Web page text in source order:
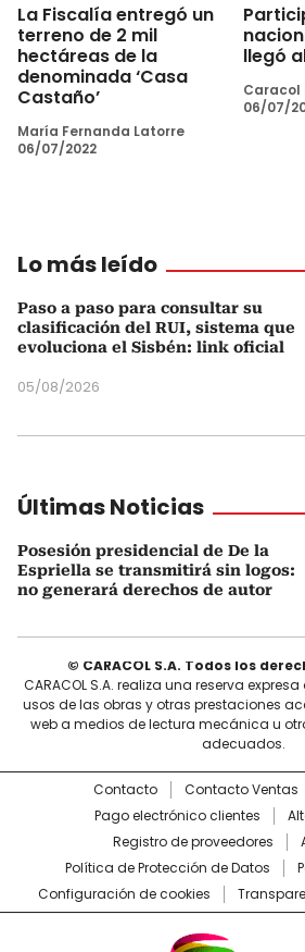
La Fiscalía entregó un
terreno de 2 mil
hectáreas de la
denominada ‘Casa
Castaño’
María Fernanda Latorre
06/07/2022
llegó
Caracol
06/07/
Lo más leído
Paso a paso para consultar su
clasificación del RUI, sistema que
evoluciona el Sisbén: link oficial
05/08/2026
Últimas Noticias
Posesión presidencial de De la
Espriella se transmitirá sin logos:
no generará derechos de autor
© CARACOL S.A. Todos los
CARACOL S.A. realiza una reserva
usos de las obras y otras prestaciones
web a medios de lectura mecánica u
adecuados.
Contacto Contacto Ventas
Pago electrónico clientes
Registro de proveedores
Política de Protección de Datos
Configuración de cookies